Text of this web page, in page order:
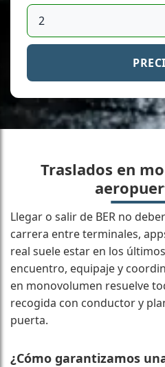
Traslados en
Llegar o salir de BER no
carrera entre terminales,
real suele estar en los
encuentro, equipaje y
en monovolumen resuelve
recogida con conductor y
puerta.
¿Cómo garantizamos